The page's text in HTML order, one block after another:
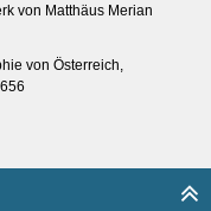
von Matthäus Merian
von Österreich,